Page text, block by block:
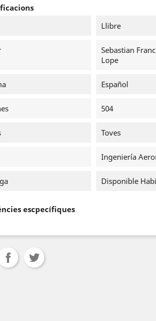
Llibre
Sebastian
Lope
Español
504
Toves
Ingeniería
Disponible
escpecífiques